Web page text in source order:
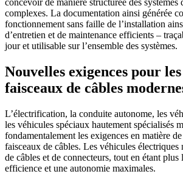
concevoir de manière structurée des systèmes
complexes. La documentation ainsi générée
fonctionnement sans faille de l’installation
d’entretien et de maintenance efficients –
jour et utilisable sur l’ensemble des systèmes.
Nouvelles exigences pour les
faisceaux de câbles
L’électrification, la conduite autonome, les
les véhicules spéciaux hautement spécialisés
fondamentalement les exigences en matière
faisceaux de câbles. Les véhicules électriques
de câbles et de connecteurs, tout en étant plus
efficience et une autonomie maximales.